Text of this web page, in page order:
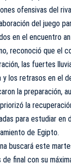
ofensivas del
del juego
en el encuentro
reconoció que el
las fuertes
y los retrasos en el
la preparación,
la
para estudiar en
de Egipto.
buscará este
final con su